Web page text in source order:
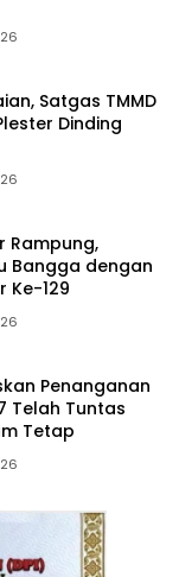
Satgas TMMD
Dinding
Rampung,
Bangga dengan
Ke-129
Penanganan
Telah Tuntas
Tetap